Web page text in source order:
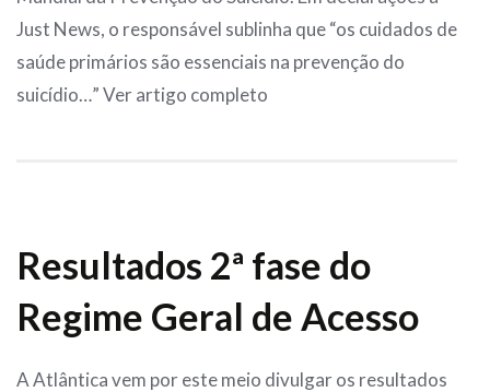
Just News, o responsável sublinha que “os cuidados de
saúde primários são essenciais na prevenção do
suicídio…” Ver artigo completo
Resultados 2ª fase do
Regime Geral de Acesso
A Atlântica vem por este meio divulgar os resultados